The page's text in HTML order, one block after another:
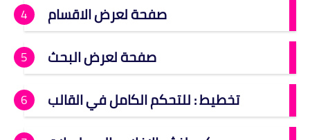
صفحة لعرض الاقسام
صفحة لعرض البحث
تخطيط : للتحكم الكامل في القالب